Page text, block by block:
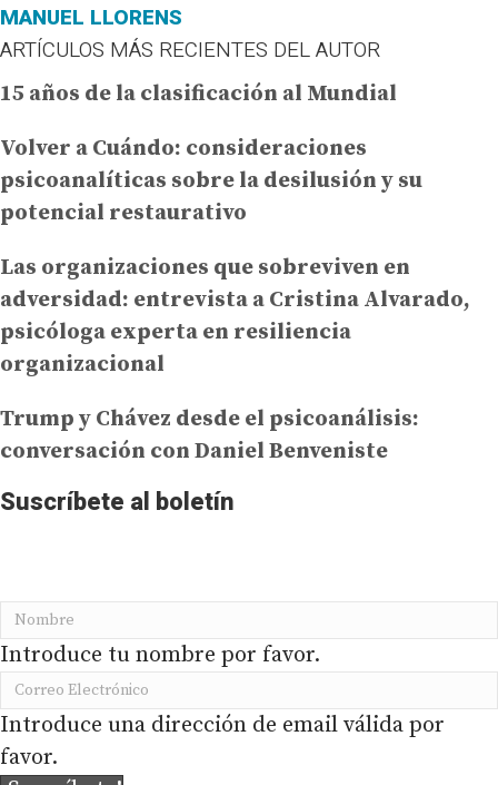
MANUEL LLORENS
ARTÍCULOS MÁS RECIENTES DEL AUTOR
15 años de la clasificación al Mundial
Volver a Cuándo: consideraciones
psicoanalíticas sobre la desilusión y su
potencial restaurativo
Las organizaciones que sobreviven en
adversidad: entrevista a Cristina Alvarado,
psicóloga experta en resiliencia
organizacional
Trump y Chávez desde el psicoanálisis:
conversación con Daniel Benveniste
Suscríbete al boletín
Introduce tu nombre por favor.
Introduce una dirección de email válida por
favor.